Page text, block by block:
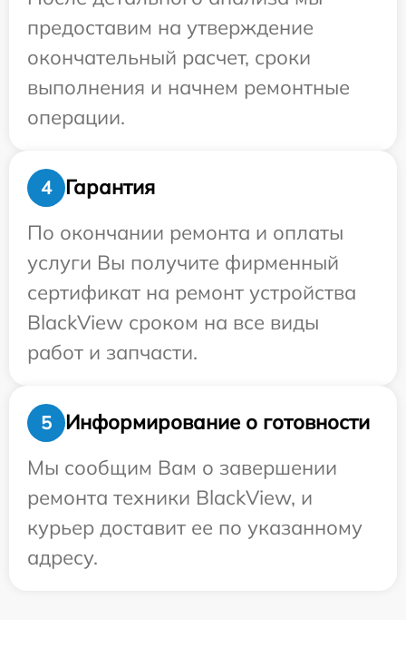
предоставим на утверждение
окончательный расчет, сроки
выполнения и начнем ремонтные
операции.
4
Гарантия
По окончании ремонта и оплаты
услуги Вы получите фирменный
сертификат на ремонт устройства
BlackView сроком на все виды
работ и запчасти.
5
Информирование о готовности
Мы сообщим Вам о завершении
ремонта техники BlackView, и
курьер доставит ее по указанному
адресу.